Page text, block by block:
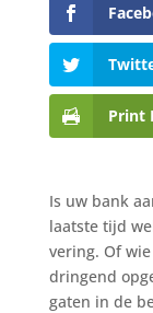
Print
Is uw bank
laatste tijd
vering. Of
dringend
gaten in de